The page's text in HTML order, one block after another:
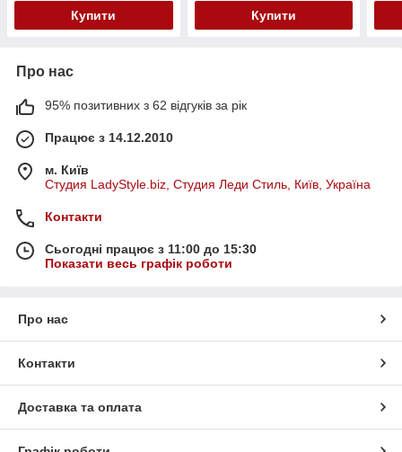
Купити Купити
Про нас
95% позитивних з 62 відгуків за рік
Працює з 14.12.2010
м. Київ
Студия LadyStyle.biz, Студия Леди Стиль, Київ, Україна
Контакти
Сьогодні працює з 11:00 до 15:30
Показати весь графік роботи
Про нас
Контакти
Доставка та оплата